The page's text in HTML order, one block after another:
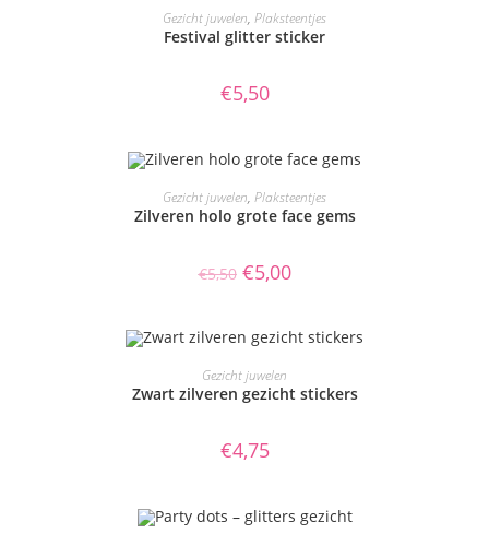
TOEVOEGEN AAN WINKELWAGEN
Gezicht juwelen, Plaksteentjes
Festival glitter sticker
€5,50
TOEVOEGEN AAN WINKELWAGEN
Gezicht juwelen, Plaksteentjes
Zilveren holo grote face gems
€5,50 Oorspronkelijke
prijs
€5,00Huidige
prijs
TOEVOEGEN AAN WINKELWAGEN
Gezicht juwelen
Zwart zilveren gezicht stickers
€4,75